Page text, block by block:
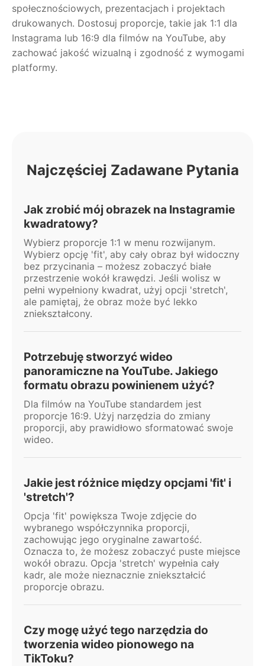
społecznościowych, prezentacjach i projektach
drukowanych. Dostosuj proporcje, takie jak 1:1 dla
Instagrama lub 16:9 dla filmów na YouTube, aby
zachować jakość wizualną i zgodność z wymogami
platformy.
Najczęściej Zadawane Pytania
Jak zrobić mój obrazek na Instagramie
kwadratowy?
Wybierz proporcje 1:1 w menu rozwijanym.
Wybierz opcję 'fit', aby cały obraz był widoczny
bez przycinania – możesz zobaczyć białe
przestrzenie wokół krawędzi. Jeśli wolisz w
pełni wypełniony kwadrat, użyj opcji 'stretch',
ale pamiętaj, że obraz może być lekko
zniekształcony.
Potrzebuję stworzyć wideo
panoramiczne na YouTube. Jakiego
formatu obrazu powinienem użyć?
Dla filmów na YouTube standardem jest
proporcje 16:9. Użyj narzędzia do zmiany
proporcji, aby prawidłowo sformatować swoje
wideo.
Jakie jest różnice między opcjami 'fit' i
'stretch'?
Opcja 'fit' powiększa Twoje zdjęcie do
wybranego współczynnika proporcji,
zachowując jego oryginalne zawartość.
Oznacza to, że możesz zobaczyć puste miejsce
wokół obrazu. Opcja 'stretch' wypełnia cały
kadr, ale może nieznacznie zniekształcić
proporcje obrazu.
Czy mogę użyć tego narzędzia do
tworzenia wideo pionowego na
TikToku?